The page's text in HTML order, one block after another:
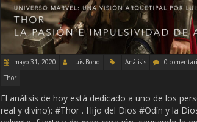
mayo 31, 2020 Luis Bond Análisis 0
Thor
El análisis de hoy está dedicado a uno de los
real y divino): #Thor . Hijo del Dios #Odín y la